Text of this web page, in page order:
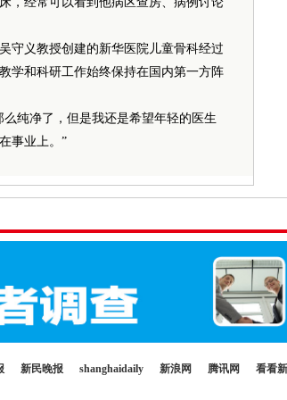
义教授创建的新华医院儿童骨科经过
学和科研工作始终保持在国内第一方阵
纯净了，但是我还是希望年轻的医生
事业上。”
新民晚报 shanghaidaily 新浪网 腾讯网 看看